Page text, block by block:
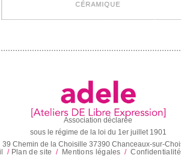
CÉRAMIQUE
Association déclarée
sous le régime de la loi du 1er juillet 1901
39 Chemin de la Choisille 37390 Chanceaux-sur-
/ Plan de site / Mentions légales / Confidentialité